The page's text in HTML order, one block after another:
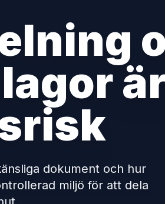
dokument och hur
miljö för att dela